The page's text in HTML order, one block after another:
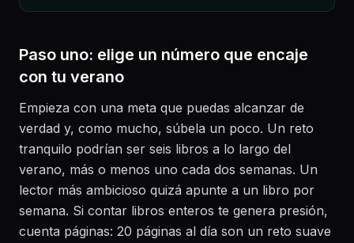
Paso uno: elige un número que encaje
con tu verano
Empieza con una meta que puedas alcanzar de
verdad y, como mucho, súbela un poco. Un reto
tranquilo podrían ser seis libros a lo largo del
verano, más o menos uno cada dos semanas. Un
lector más ambicioso quizá apunte a un libro por
semana. Si contar libros enteros te genera presión,
cuenta páginas: 20 páginas al día son un reto suave